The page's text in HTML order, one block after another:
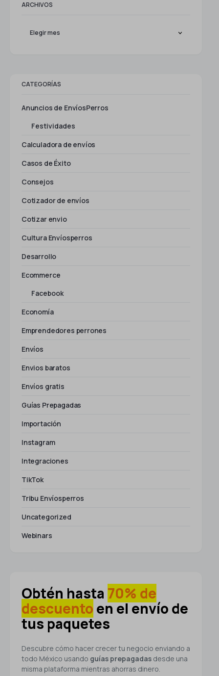
ARCHIVOS
CATEGORÍAS
Anuncios de EnvíosPerros
Festividades
Calculadora de envíos
Casos de Éxito
Consejos
Cotizador de envíos
Cotizar envio
Cultura Envíosperros
Desarrollo
Ecommerce
Facebook
Economía
Emprendedores perrones
Envíos
Envios baratos
Envíos gratis
Guías Prepagadas
Importación
Instagram
Integraciones
TikTok
Tribu Envíosperros
Uncategorized
Webinars
Obtén hasta 70% de
descuento en el envío de
tus paquetes
Descubre cómo hacer crecer tu negocio enviando a
todo México usando guías prepagadas desde una
misma plataforma mientras ahorras dinero.